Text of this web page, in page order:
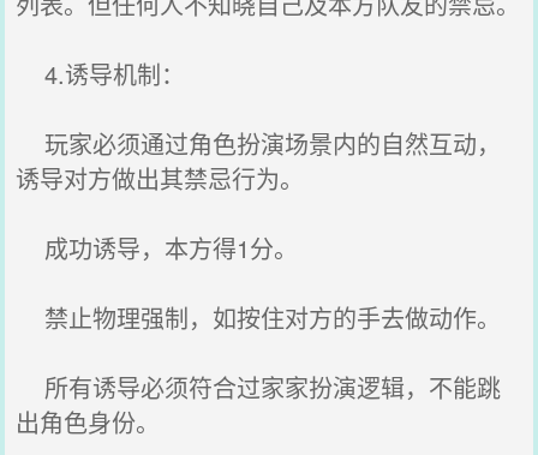
4.诱导机制：
玩家必须通过角色扮演场景内的自然互动，
诱导对方做出其禁忌行为。
成功诱导，本方得1分。
禁止物理强制，如按住对方的手去做动作。
所有诱导必须符合过家家扮演逻辑，不能跳
出角色身份。